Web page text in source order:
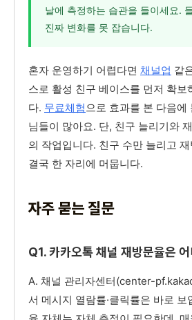
날에 측정하는 습관을 들이세요.
진짜 변화를 못 잡습니다.
혼자 운영하기 어렵다면 채널업 같
스로 활성 친구 베이스를 먼저 확보
다. 무료체험으로 효과를 본 다음에
님들이 많아요. 단, 친구 늘리기와
의 작업입니다. 친구 수만 늘리고
결국 한 자리에 머뭅니다.
자주 묻는 질문
Q1. 카카오톡 채널 재방문율은
A. 채널 관리자센터(center-
서 메시지 열람률·클릭률은 바로 보